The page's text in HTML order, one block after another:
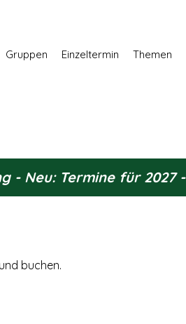
Gruppen Einzeltermin Themen
- Neu: Termine für 2027 -
buchen.